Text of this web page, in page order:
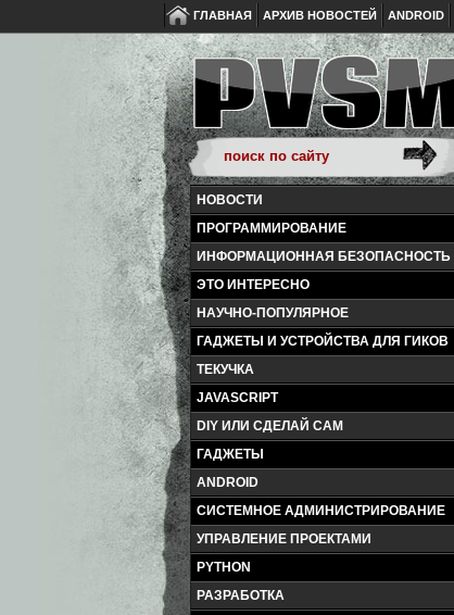
ГЛАВНАЯ АРХИВ НОВОСТЕЙ ANDROID
НОВОСТИ
ПРОГРАММИРОВАНИЕ
ИНФОРМАЦИОННАЯ БЕЗОПАСНОСТЬ
ЭТО ИНТЕРЕСНО
НАУЧНО-ПОПУЛЯРНОЕ
ГАДЖЕТЫ И УСТРОЙСТВА ДЛЯ ГИКОВ
ТЕКУЧКА
JAVASCRIPT
DIY ИЛИ СДЕЛАЙ САМ
ГАДЖЕТЫ
ANDROID
СИСТЕМНОЕ АДМИНИСТРИРОВАНИЕ
УПРАВЛЕНИЕ ПРОЕКТАМИ
PYTHON
РАЗРАБОТКА